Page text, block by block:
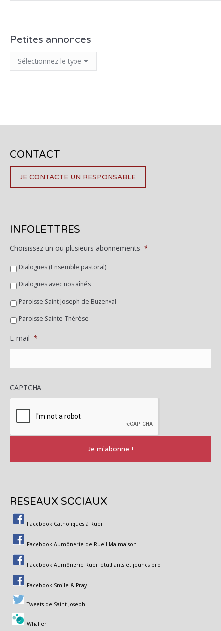
Petites annonces
CONTACT
JE CONTACTE UN RESPONSABLE
INFOLETTRES
Choisissez un ou plusieurs abonnements *
Dialogues (Ensemble pastoral)
Dialogues avec nos aînés
Paroisse Saint Joseph de Buzenval
Paroisse Sainte-Thérèse
E-mail *
CAPTCHA
RESEAUX SOCIAUX
Facebook Catholiques à Rueil
Facebook Aumônerie de Rueil-Malmaison
Facebook Aumônerie Rueil étudiants et jeunes pro
Facebook Smile & Pray
Tweets de Saint-Joseph
Whaller